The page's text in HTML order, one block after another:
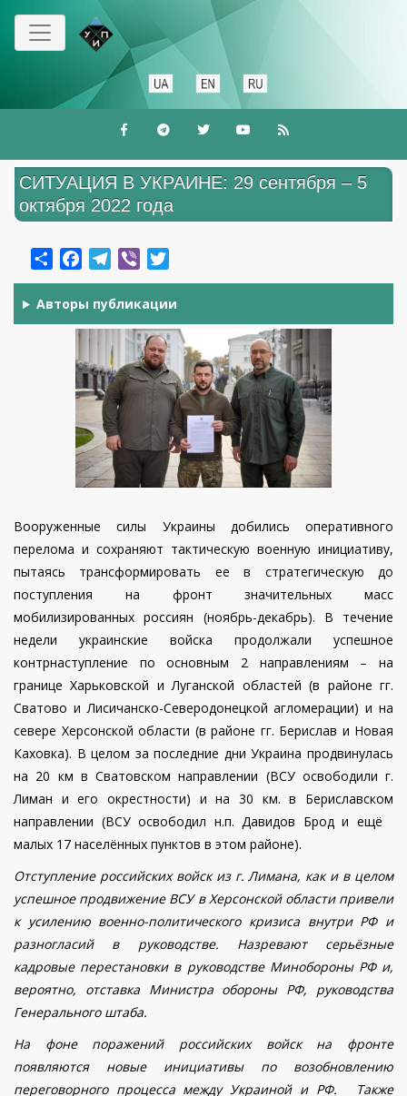
Перейти
основному
СИТУАЦИЯ В УКРАИНЕ: 29 сентября – 5
октября 2022 года
ShareFacebookTelegram
Viber
Авторы публикации
Вооруженные силы Украины добились оперативного
перелома и сохраняют тактическую военную инициативу,
пытаясь трансформировать ее в стратегическую до
поступления на фронт значительных масс
мобилизированных россиян (ноябрь-декабрь). В течение
недели украинские войска продолжали успешное
контрнаступление по основным 2 направлениям – на
границе Харьковской и Луганской областей (в районе гг.
Сватово и Лисичанско-Северодонецкой агломерации) и на
севере Херсонской области (в районе гг. Берислав и Новая
Каховка). В целом за последние дни Украина продвинулась
на 20 км в Сватовском направлении (ВСУ освободили г.
Лиман и его окрестности) и на 30 км. в Бериславском
направлении (ВСУ освободил н.п. Давидов Брод и ещё
малых 17 населённых пунктов в этом районе).
Отступление российских войск из г. Лимана, как и в целом
успешное продвижение ВСУ в Херсонской области привели
к усилению военно-политического кризиса внутри РФ и
разногласий в руководстве.
Назревают серьёзные
кадровые перестановки в руководстве Минобороны РФ и,
вероятно, отставка Министра обороны РФ, руководства
Генерального штаба.
На фоне поражений российских войск на фронте
появляются новые инициативы по возобновлению
переговорного процесса между Украиной и РФ.
Также